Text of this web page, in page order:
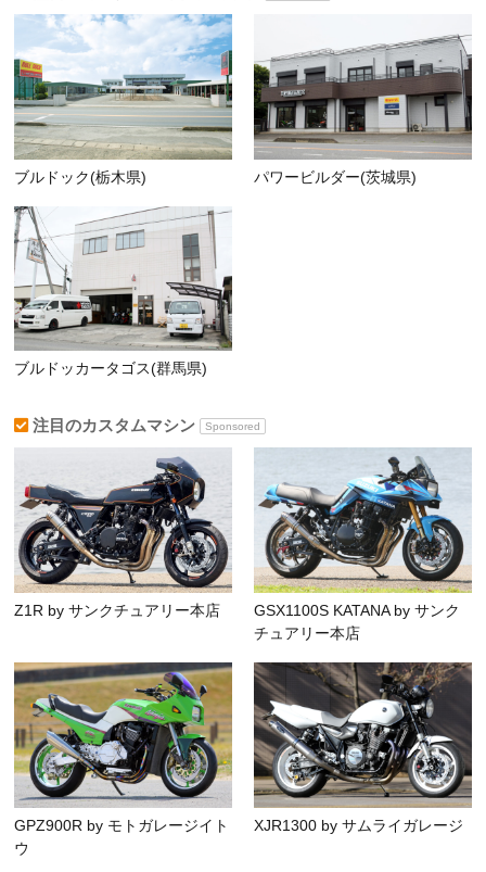
ブルドック(栃木県) パワービルダー(茨城県)
ブルドッカータゴス(群馬県)
注目のカスタムマシン Sponsored
Z1R by サンクチュアリー本店
GSX1100S KATANA by サンク
チュアリー本店
GPZ900R by モトガレージイト
ウ
XJR1300 by サムライガレージ